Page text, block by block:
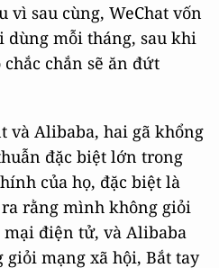
vì sau cùng, WeChat vốn
dùng mỗi tháng, sau khi
chắn sẽ ăn đứt
và Alibaba, hai gã khổng
đặc biệt lớn trong
của họ, đặc biệt là
rằng mình không giỏi
điện tử, và Alibaba
mạng xã hội, Bắt tay